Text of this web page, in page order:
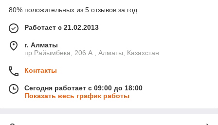
: Наши дождевики и костюмы
созданы из высококачественных водоотталкивающих
влаги и ветра.
Комфорт в любых условиях : Мы предлагаем
обеспечивают комфорт при носке. Легкие, дышащие
материалы помогают поддерживать оптимальную
температуру тела даже в условиях высокой влажности.
80% положительных из 5 отзывов за год
Работает с 21.02.2013
г. Алматы
пр.Райымбека, 206 А , Алматы, Казахстан
Контакты
Сегодня работает с 09:00 до 18:00
Показать весь график работы